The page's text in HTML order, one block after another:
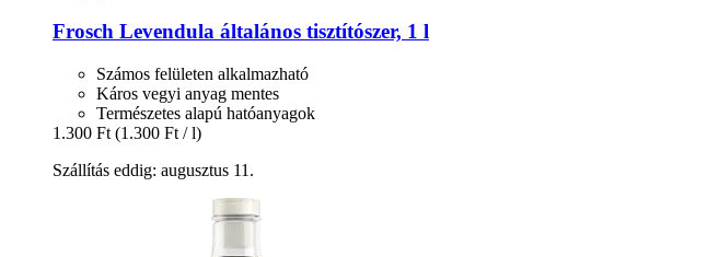
Frosch Levendula általános tisztítószer, 1 l
Számos felületen alkalmazható
Káros vegyi anyag mentes
Természetes alapú hatóanyagok
1.300 Ft (1.300 Ft / l)
Szállítás eddig: augusztus 11.